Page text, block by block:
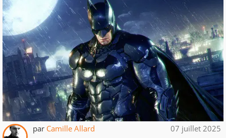
par Camille Allard 07 juillet 2025